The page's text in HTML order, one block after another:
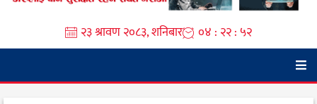
२३ श्रावण २०८३, शनिबार ०४ : २२ : ५३